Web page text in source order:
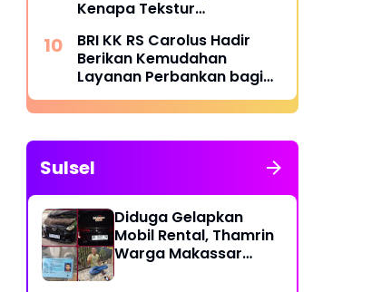
Kenapa Tekstur
BRI KK RS Carolus Hadir
Berikan Kemudahan
Layanan Perbankan bagi
Civitas Rumah Sakit dan
Masyarakat
Sulsel
Diduga Gelapkan
Mobil Rental, Thamrin
Warga Makassar